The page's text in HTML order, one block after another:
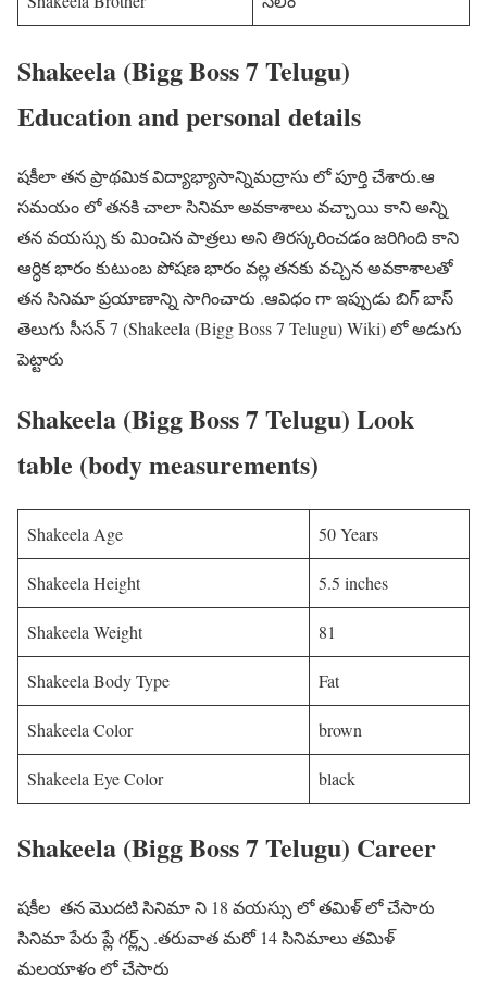
Shakeela (Bigg Boss 7 Telugu)
Education and personal details
షకీలా తన ప్రాథమిక విద్యాభ్యాసాన్నిమద్రాసు లో పూర్తి చేశారు.ఆ
సమయం లో తనకి చాలా సినిమా అవకాశాలు వచ్చాయి కాని అన్ని
తన వయస్సు కు మించిన పాత్రలు అని తిరస్కరించడం జరిగింది కాని
ఆర్ధిక భారం కుటుంబ పోషణ భారం వల్ల తనకు వచ్చిన అవకాశాలతో
తన సినిమా ప్రయాణాన్ని సాగించారు .ఆవిధం గా ఇప్పుడు బిగ్ బాస్
తెలుగు సీసన్ 7 (Shakeela (Bigg Boss 7 Telugu) Wiki) లో అడుగు
పెట్టారు
Shakeela (Bigg Boss 7 Telugu) Look
table (body measurements)
Shakeela Age 50 Years
Shakeela Height 5.5 inches
Shakeela Weight 81
Shakeela Body Type Fat
Shakeela Color brown
Shakeela Eye Color black
Shakeela (Bigg Boss 7 Telugu) Career
షకీల తన మొదటి సినిమా ని 18 వయస్సు లో తమిళ్ లో చేసారు
సినిమా పేరు ప్లే గర్ల్స్ .తరువాత మరో 14 సినిమాలు తమిళ్
మలయాళం లో చేసారు